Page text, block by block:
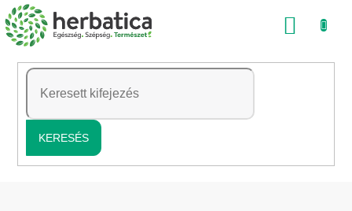
Ugrás
a
tartalomhoz
KERESÉS